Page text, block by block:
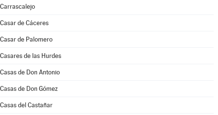
Carrascalejo
Casar de Cáceres
Casar de Palomero
Casares de las Hurdes
Casas de Don Antonio
Casas de Don Gómez
Casas del Castañar